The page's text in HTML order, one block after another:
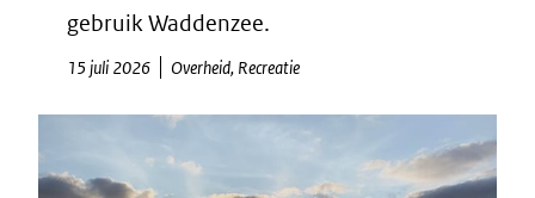
gebruik Waddenzee.
15 juli 2026 Overheid, Recreatie